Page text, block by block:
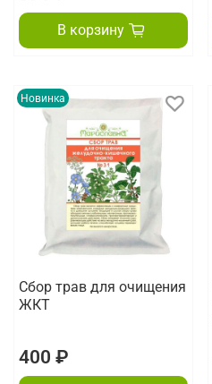
В корзину
Новинка
Сбор трав для очищения
ЖКТ
400 ₽